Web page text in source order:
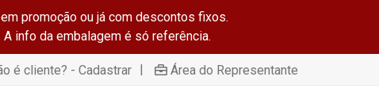
promoção ou já com descontos fixos.
info da embalagem é só referência.
é cliente? - Cadastrar | Área do Representante